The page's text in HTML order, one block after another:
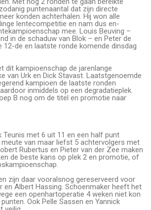
puntenaantal dat zijn directe
konden achterhalen. Hij won alle
lentecompetitie en nam dus en-
mee. Louis Beuving –
in de schaduw van Blok – en Peter de
12-de en laatste ronde komende dinsdag
dit kampioenschap de jarenlange
van Urk en Dick Stavast. Laatstgenoemde
kampioen de laatste ronden
inmiddels op een degradatieplek.
B nog om de titel en promotie naar
Teunis met 6 uit 11 en een half punt
van maar liefst 5 achtervolgers met
Rubertus en Pieter van der Zee maken
de beste kans op plek 2 en promotie, of
zijn daar vooralsnog gereserveerd voor
en Albert Hassing. Schoenmaker heeft het
een openhartoperatie 4 weken niet kon
Ook Pelle Sassen en Yannick